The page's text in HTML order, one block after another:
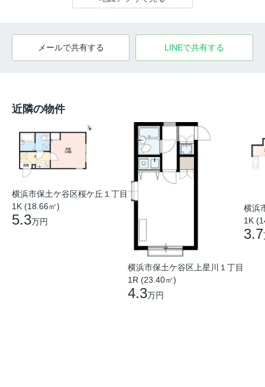
メールで共有する LINEで共有する
近隣の物件
横浜市保土ケ谷区桜ケ丘１丁目
1K (18.66㎡)
5.3万円
横浜市保土ケ谷区上星川１丁目
1R (23.40㎡)
4.3万円
横浜
1K
3.7